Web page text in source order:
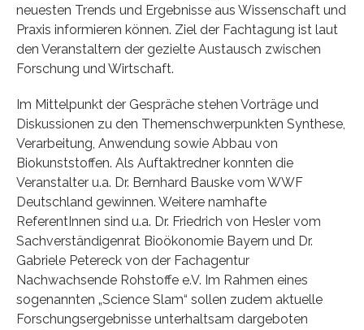
neuesten Trends und Ergebnisse aus Wissenschaft und
Praxis informieren können. Ziel der Fachtagung ist laut
den Veranstaltern der gezielte Austausch zwischen
Forschung und Wirtschaft.
Im Mittelpunkt der Gespräche stehen Vorträge und
Diskussionen zu den Themenschwerpunkten Synthese,
Verarbeitung, Anwendung sowie Abbau von
Biokunststoffen. Als Auftaktredner konnten die
Veranstalter u.a. Dr. Bernhard Bauske vom WWF
Deutschland gewinnen. Weitere namhafte
ReferentInnen sind u.a. Dr. Friedrich von Hesler vom
Sachverständigenrat Bioökonomie Bayern und Dr.
Gabriele Petereck von der Fachagentur
Nachwachsende Rohstoffe e.V. Im Rahmen eines
sogenannten „Science Slam“ sollen zudem aktuelle
Forschungsergebnisse unterhaltsam dargeboten